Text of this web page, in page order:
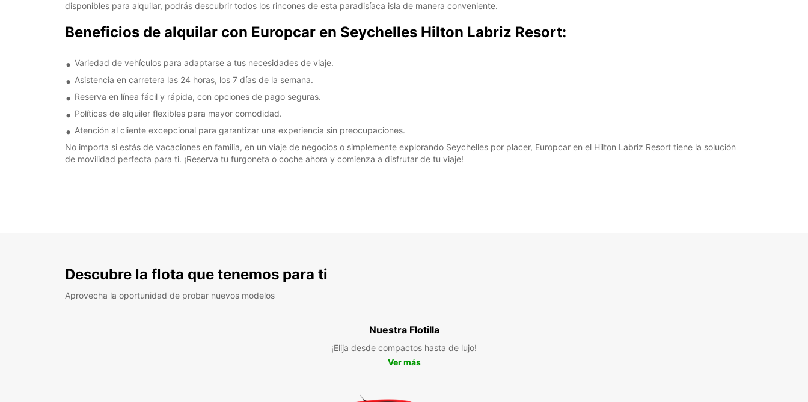
disponibles para alquilar, podrás descubrir todos los rincones de esta paradisíaca isla de manera conveniente.
Beneficios de alquilar con Europcar en Seychelles Hilton Labriz Resort:
Variedad de vehículos para adaptarse a tus necesidades de viaje.
Asistencia en carretera las 24 horas, los 7 días de la semana.
Reserva en línea fácil y rápida, con opciones de pago seguras.
Políticas de alquiler flexibles para mayor comodidad.
Atención al cliente excepcional para garantizar una experiencia sin preocupaciones.
No importa si estás de vacaciones en familia, en un viaje de negocios o simplemente explorando Seychelles por placer, Europcar en el Hilton Labriz Resort tiene la solución
de movilidad perfecta para ti. ¡Reserva tu furgoneta o coche ahora y comienza a disfrutar de tu viaje!
Descubre la flota que tenemos para ti
Aprovecha la oportunidad de probar nuevos modelos
Nuestra Flotilla
¡Elija desde compactos hasta de lujo!
Ver más